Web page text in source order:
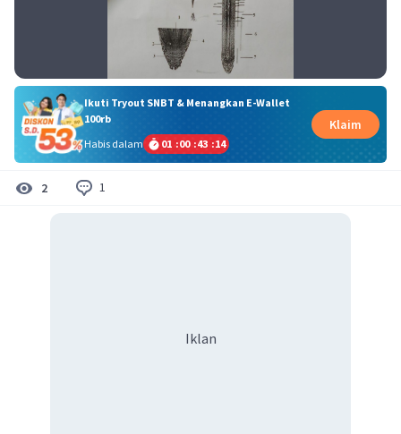
Ikuti Tryout SNBT & Menangkan E-Wallet
100rb
Habis dalam
01 :00 :43 :14
Klaim
2 1
Iklan